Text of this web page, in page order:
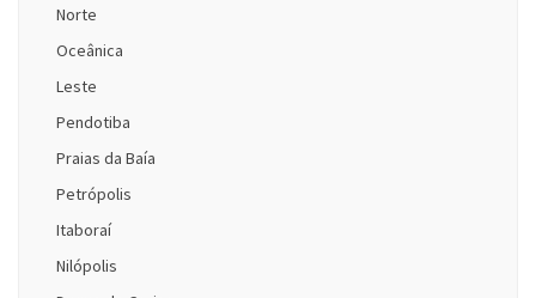
Norte
Oceânica
Leste
Pendotiba
Praias da Baía
Petrópolis
Itaboraí
Nilópolis